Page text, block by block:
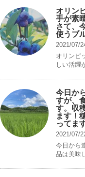
オリン
手が素
さて、
使うブ
2021/07/
オリンピ
しい活躍
今日か
すが、
す。収
ます！
ってま
2021/07/
今日から
品は美味